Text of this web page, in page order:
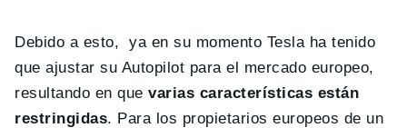
Debido a esto, ya en su momento Tesla ha tenido
que ajustar su Autopilot para el mercado europeo,
resultando en quevarias características están
restringidas. Para los propietarios europeos de un